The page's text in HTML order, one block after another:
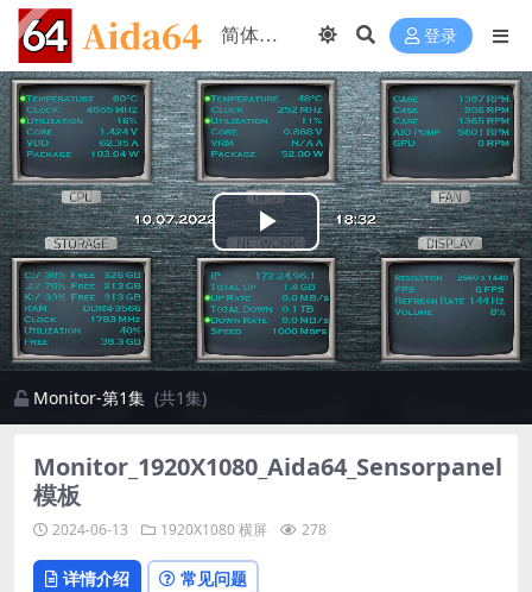
登录
Play
Video
Monitor-第1集 (共1集)
Monitor_1920X1080_Aida64_Sensorpanel
模板
2024-06-13 1920X1080横屏 278
详情介绍 常见问题